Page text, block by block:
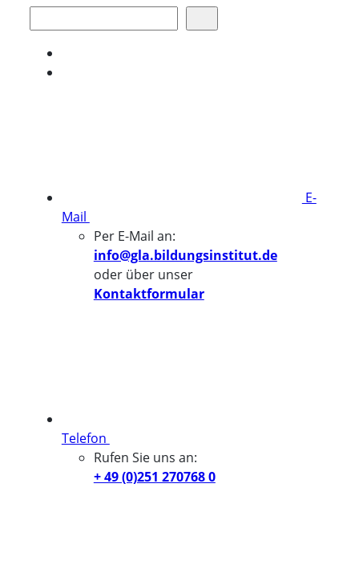
E-
Mail
Per E-Mail an:
info@gla.bildungsinstitut.de
oder über unser
Kontaktformular
Telefon
Rufen Sie uns an:
+ 49 (0)251 270768 0